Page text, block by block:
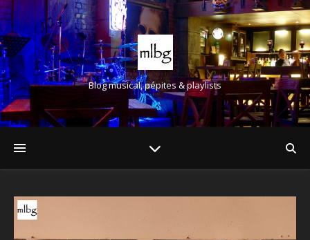
Blog musical, pépites & playlists